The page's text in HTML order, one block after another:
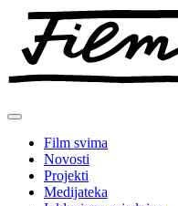
Preskoči
sadržaj
Film svima
Novosti
Projekti
Medijateka